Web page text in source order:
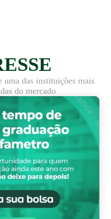
uma das instituições mais
do mercado